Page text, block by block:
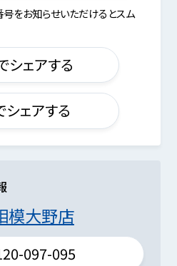
をお知らせいただけるとスム
シェアする
シェアする
模大野店
097-095